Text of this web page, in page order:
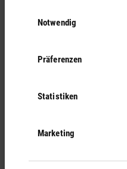
Notwendig
Präferenzen
Statistiken
Marketing
Ähnliche Einträge
Einzugsermächtigung
Wasserbeitrag